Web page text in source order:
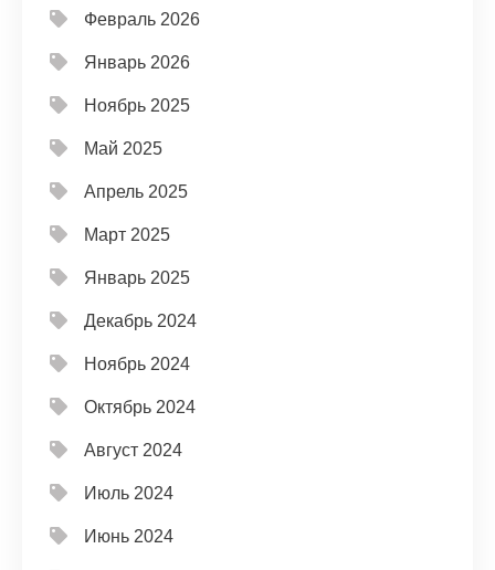
Февраль 2026
Январь 2026
Ноябрь 2025
Май 2025
Апрель 2025
Март 2025
Январь 2025
Декабрь 2024
Ноябрь 2024
Октябрь 2024
Август 2024
Июль 2024
Июнь 2024